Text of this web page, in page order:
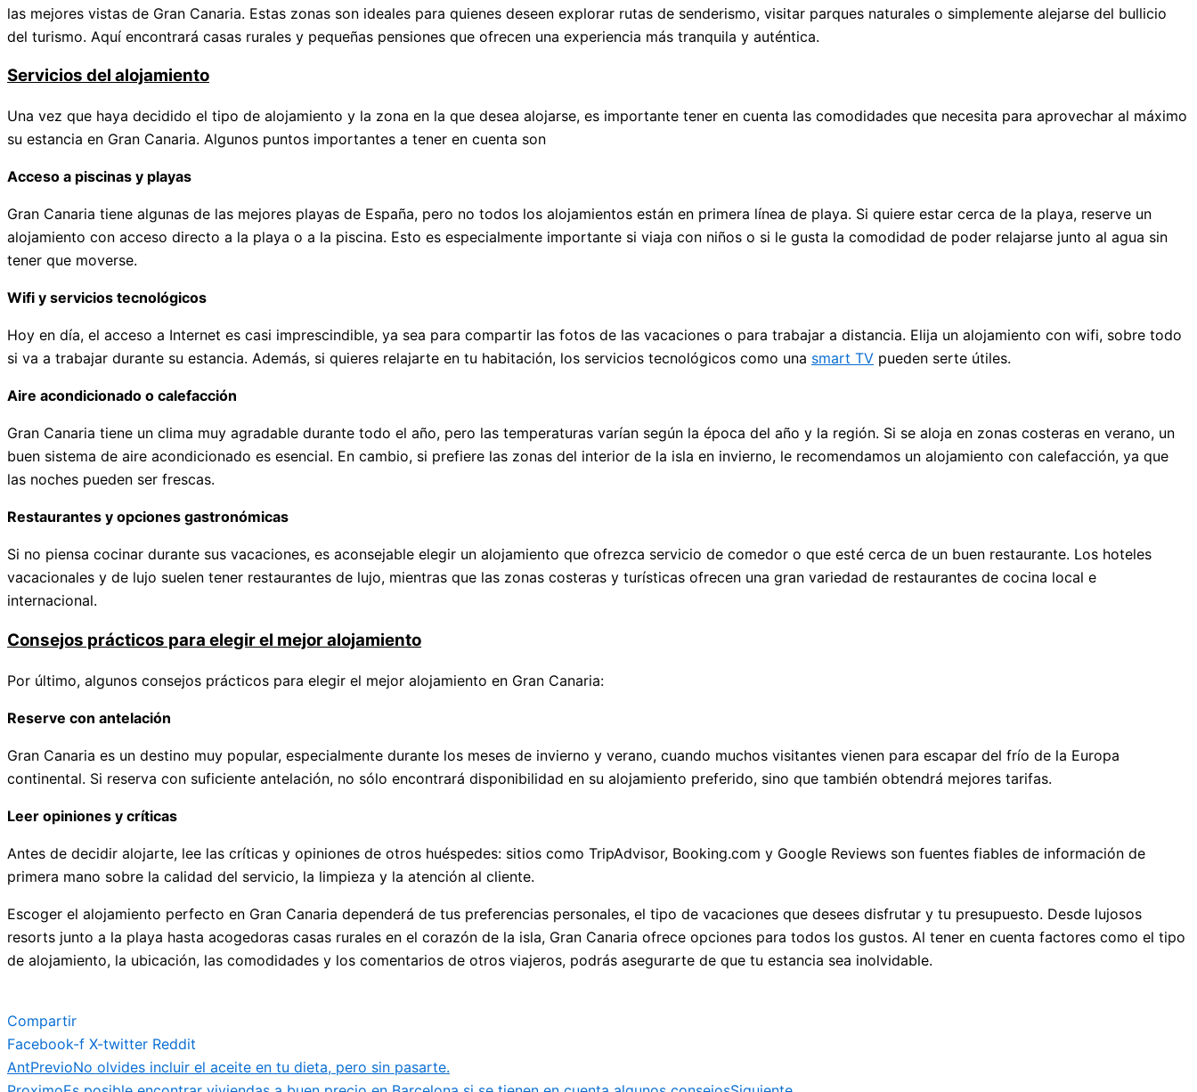
las mejores vistas de Gran Canaria. Estas zonas son ideales para quienes deseen explorar rutas de senderismo, visitar parques naturales o simplemente alejarse del bullicio
del turismo. Aquí encontrará casas rurales y pequeñas pensiones que ofrecen una experiencia más tranquila y auténtica.
Servicios del alojamiento
Una vez que haya decidido el tipo de alojamiento y la zona en la que desea alojarse, es importante tener en cuenta las comodidades que necesita para aprovechar al máximo
su estancia en Gran Canaria. Algunos puntos importantes a tener en cuenta son
Acceso a piscinas y playas
Gran Canaria tiene algunas de las mejores playas de España, pero no todos los alojamientos están en primera línea de playa. Si quiere estar cerca de la playa, reserve un
alojamiento con acceso directo a la playa o a la piscina. Esto es especialmente importante si viaja con niños o si le gusta la comodidad de poder relajarse junto al agua sin
tener que moverse.
Wifi y servicios tecnológicos
Hoy en día, el acceso a Internet es casi imprescindible, ya sea para compartir las fotos de las vacaciones o para trabajar a distancia. Elija un alojamiento con wifi, sobre todo
si va a trabajar durante su estancia. Además, si quieres relajarte en tu habitación, los servicios tecnológicos como una smart TV pueden serte útiles.
Aire acondicionado o calefacción
Gran Canaria tiene un clima muy agradable durante todo el año, pero las temperaturas varían según la época del año y la región. Si se aloja en zonas costeras en verano, un
buen sistema de aire acondicionado es esencial. En cambio, si prefiere las zonas del interior de la isla en invierno, le recomendamos un alojamiento con calefacción, ya que
las noches pueden ser frescas.
Restaurantes y opciones gastronómicas
Si no piensa cocinar durante sus vacaciones, es aconsejable elegir un alojamiento que ofrezca servicio de comedor o que esté cerca de un buen restaurante. Los hoteles
vacacionales y de lujo suelen tener restaurantes de lujo, mientras que las zonas costeras y turísticas ofrecen una gran variedad de restaurantes de cocina local e
internacional.
Consejos prácticos para elegir el mejor alojamiento
Por último, algunos consejos prácticos para elegir el mejor alojamiento en Gran Canaria:
Reserve con antelación
Gran Canaria es un destino muy popular, especialmente durante los meses de invierno y verano, cuando muchos visitantes vienen para escapar del frío de la Europa
continental. Si reserva con suficiente antelación, no sólo encontrará disponibilidad en su alojamiento preferido, sino que también obtendrá mejores tarifas.
Leer opiniones y críticas
Antes de decidir alojarte, lee las críticas y opiniones de otros huéspedes: sitios como TripAdvisor, Booking.com y Google Reviews son fuentes fiables de información de
primera mano sobre la calidad del servicio, la limpieza y la atención al cliente.
Escoger el alojamiento perfecto en Gran Canaria dependerá de tus preferencias personales, el tipo de vacaciones que desees disfrutar y tu presupuesto. Desde lujosos
resorts junto a la playa hasta acogedoras casas rurales en el corazón de la isla, Gran Canaria ofrece opciones para todos los gustos. Al tener en cuenta factores como el tipo
de alojamiento, la ubicación, las comodidades y los comentarios de otros viajeros, podrás asegurarte de que tu estancia sea inolvidable.
Compartir
Facebook-f X-twitter Reddit
AntPrevioNo olvides incluir el aceite en tu dieta, pero sin pasarte.